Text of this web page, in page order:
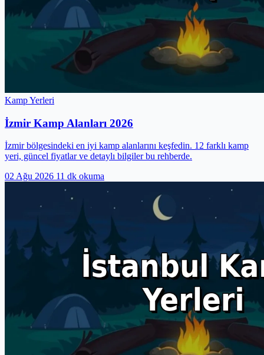
Kamp Yerleri
İzmir Kamp Alanları 2026
İzmir bölgesindeki en iyi kamp alanlarını keşfedin. 12 farklı kamp
yeri, güncel fiyatlar ve detaylı bilgiler bu rehberde.
02 Ağu 2026 11 dk okuma